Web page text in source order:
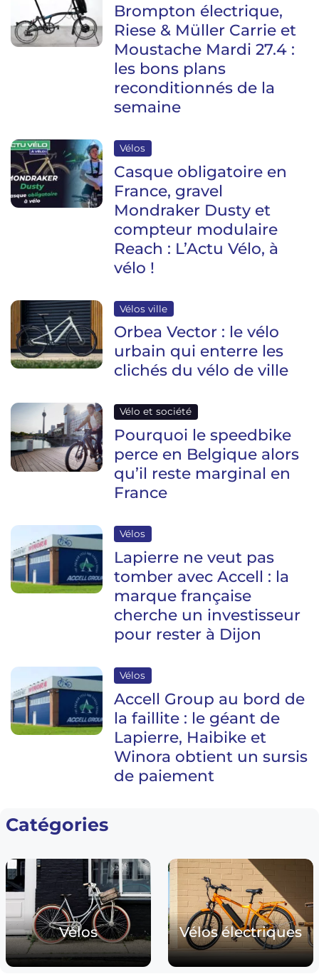
Brompton électrique,
Riese & Müller Carrie et
Moustache Mardi 27.4 :
les bons plans
reconditionnés de la
semaine
Vélos
Casque obligatoire en
France, gravel
Mondraker Dusty et
compteur modulaire
Reach : L’Actu Vélo, à
vélo !
Vélos ville
Orbea Vector : le vélo
urbain qui enterre les
clichés du vélo de ville
Vélo et société
Pourquoi le speedbike
perce en Belgique alors
qu’il reste marginal en
France
Vélos
Lapierre ne veut pas
tomber avec Accell : la
marque française
cherche un investisseur
pour rester à Dijon
Vélos
Accell Group au bord de
la faillite : le géant de
Lapierre, Haibike et
Winora obtient un sursis
de paiement
Catégories
Vélos Vélos électriques